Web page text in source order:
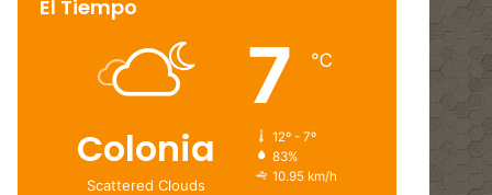
El Tiempo
Colonia
Scattered Clouds
7 ℃
12º - 7º
83%
10.95 km/h